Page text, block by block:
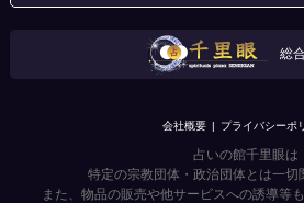
総
会社概要 プライバシーポ
占いの館千里眼は
特定の宗教団体・政治団体とは一切
また、物品の販売や他サービスへの誘導等